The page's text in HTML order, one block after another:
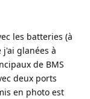
les batteries (à
glanées à
de BMS
deux ports
en photo est